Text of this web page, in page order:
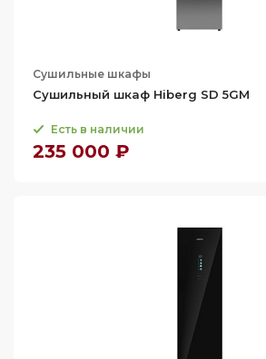
Сушильные шкафы
Сушильный шкаф Hiberg SD 5GM
Есть в наличии
235 000 ₽